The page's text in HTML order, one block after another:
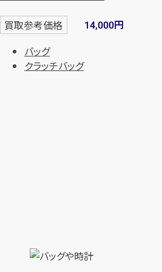
買取参考価格 14,000円
バッグ
クラッチバッグ